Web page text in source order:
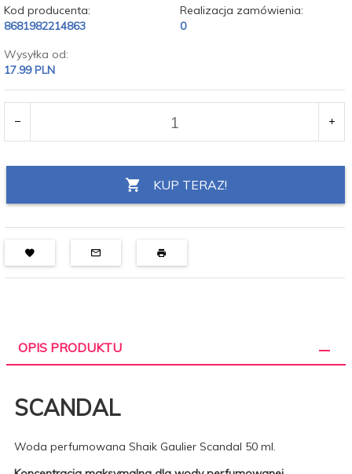
Kod producenta:
8681982214863
Realizacja zamówienia:
0
Wysyłka od:
17.99 PLN
KUP TERAZ!
OPIS PRODUKTU
SCANDAL
Woda perfumowana Shaik Gaulier Scandal 50 ml.